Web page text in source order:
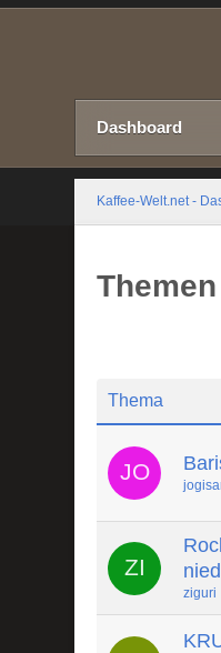
Dashboard
Kaffee-Welt.net -
Thema
ziguri